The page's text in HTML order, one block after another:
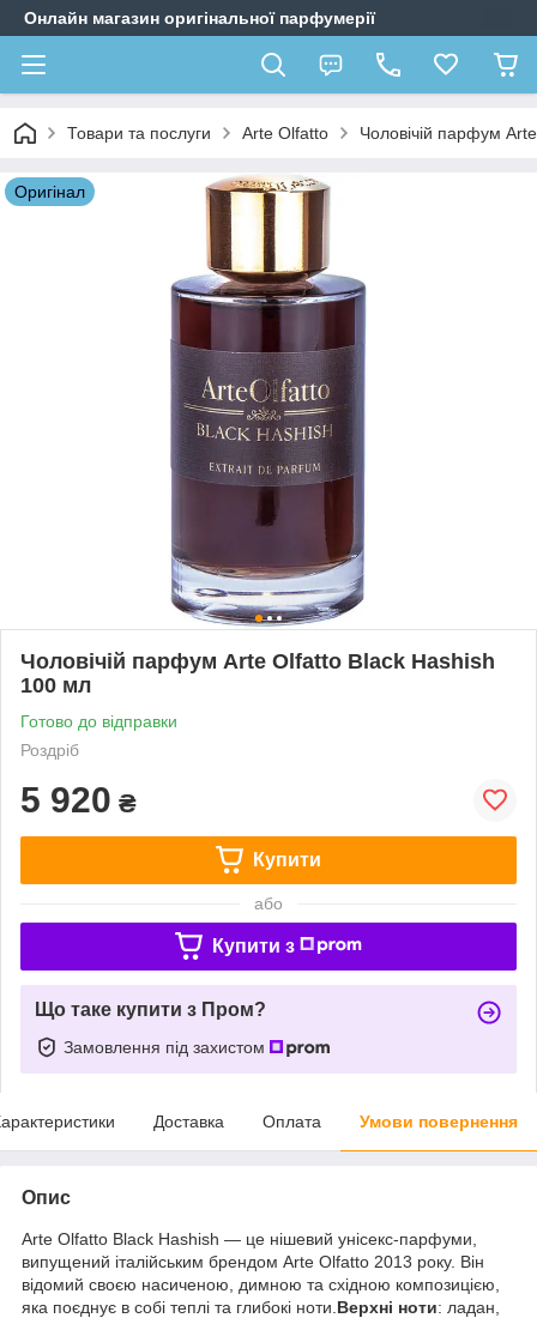
Онлайн магазин оригінальної парфумерії
Товари та послуги Arte Olfatto Чоловічій парфум
Оригiнал
Чоловічій парфум Arte Olfatto Black Hashish
100 мл
Готово до відправки
Роздріб
5 920 ₴
Купити
або
Купити з
Що таке купити з Пром?
Замовлення під захистом
Доставка Оплата Умови повернення
Опис
Arte Olfatto Black Hashish — це нішевий унісекс-парфуми,
випущений італійським брендом Arte Olfatto 2013 року. Він
відомий своєю насиченою, димною та східною композицією,
яка поєднує в собі теплі та глибокі ноти. Верхні ноти: ладан,